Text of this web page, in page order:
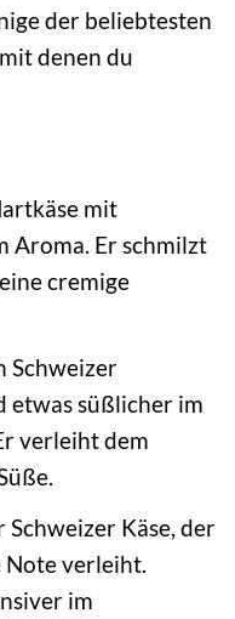
der beliebtesten
denen du
mit
Aroma. Er schmilzt
cremige
Schweizer
etwas süßlicher im
verleiht dem
Schweizer Käse, der
Note verleiht.
im